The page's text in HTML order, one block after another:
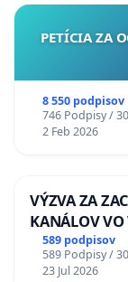
PETÍCIA ZA
8 550 podpisov
746 Podpisy /
2 Feb 2026
VÝZVA ZA
KANÁLOV
na riešenie
589 podpisov
589 Podpisy /
23 Jul 2026